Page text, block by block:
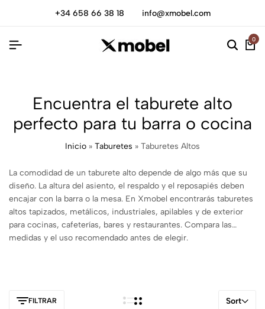
+34 658 66 38 18 info@xmobel.com
0
Encuentra el taburete alto
perfecto para tu barra o cocina
Inicio » Taburetes » Taburetes Altos
La comodidad de un taburete alto depende de algo más que su
diseño. La altura del asiento, el respaldo y el reposapiés deben
encajar con la barra o la mesa. En Xmobel encontrarás taburetes
altos tapizados, metálicos, industriales, apilables y de exterior
para cocinas, cafeterías, bares y restaurantes. Compara las
medidas y el uso recomendado antes de elegir.
FILTRAR Sort